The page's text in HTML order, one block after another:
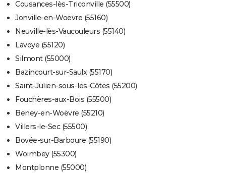
Cousances-lès-Triconville (55500)
Jonville-en-Woëvre (55160)
Neuville-lès-Vaucouleurs (55140)
Lavoye (55120)
Silmont (55000)
Bazincourt-sur-Saulx (55170)
Saint-Julien-sous-les-Côtes (55200)
Fouchères-aux-Bois (55500)
Beney-en-Woëvre (55210)
Villers-le-Sec (55500)
Bovée-sur-Barboure (55190)
Woimbey (55300)
Montplonne (55000)